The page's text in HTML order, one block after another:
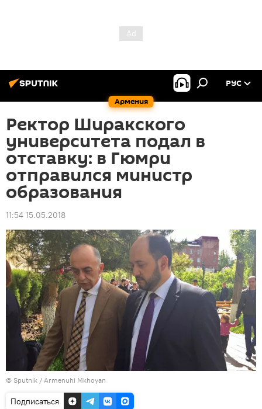
Армения
РУС
Ректор Ширакского
университета подал в
отставку: в Гюмри
отправился министр
образования
11:54 15.05.2018
© Sputnik / Armenuhi Mkhoyan
Подписаться